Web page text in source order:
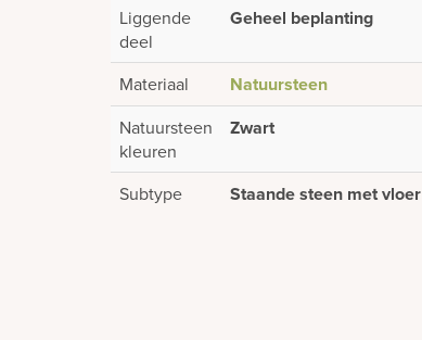
Liggende
deel
Geheel beplanting
Materiaal Natuursteen
Natuursteen
kleuren
Zwart
Subtype Staande steen met vloer